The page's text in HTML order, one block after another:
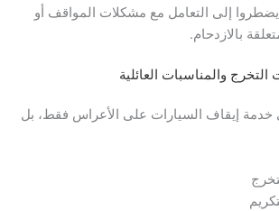
يضطروا إلى التعامل مع مشكلات المواقف أو
بالازدحام.
والمناسبات العائلية
خدمة إيقاف السيارات على الأعراس فقط، بل